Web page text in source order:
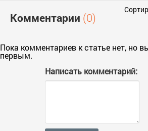
Комментарии (0)
Пока комментариев к статье нет, но
первым.
Написать комментарий: